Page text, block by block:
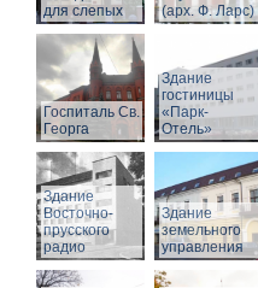
для слепых
(арх. Ф. Ларс)
Госпиталь Св.
Георга
Здание
гостиницы
«Парк-
Отель»
Здание
Восточно-
прусского
радио
Здание
земельного
управления